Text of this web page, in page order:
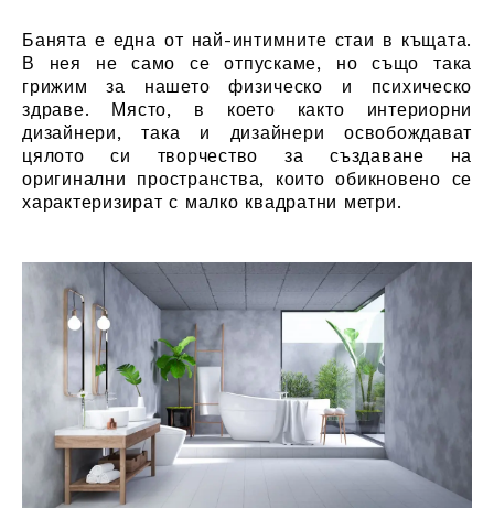
Банята е една от най-интимните стаи в къщата.
В нея не само се отпускаме, но също така
грижим за нашето физическо и психическо
здраве. Място, в което както интериорни
дизайнери, така и дизайнери освобождават
цялото си творчество за създаване на
оригинални пространства, които обикновено се
характеризират с малко квадратни метри.